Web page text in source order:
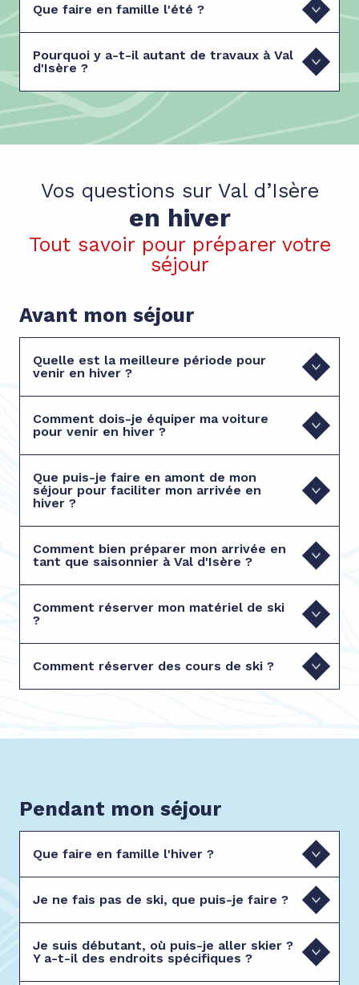
Que faire en famille l'été ?
Pourquoi y a-t-il autant de travaux à Val
d'Isère ?
Vos questions sur Val d’Isère
en hiver
Tout savoir pour préparer votre
séjour
Avant mon séjour
Quelle est la meilleure période pour
venir en hiver ?
Comment dois-je équiper ma voiture
pour venir en hiver ?
Que puis-je faire en amont de mon
séjour pour faciliter mon arrivée en
hiver ?
Comment bien préparer mon arrivée en
tant que saisonnier à Val d'Isère ?
Comment réserver mon matériel de ski
?
Comment réserver des cours de ski ?
Pendant mon séjour
Que faire en famille l'hiver ?
Je ne fais pas de ski, que puis-je faire ?
Je suis débutant, où puis-je aller skier ?
Y a-t-il des endroits spécifiques ?